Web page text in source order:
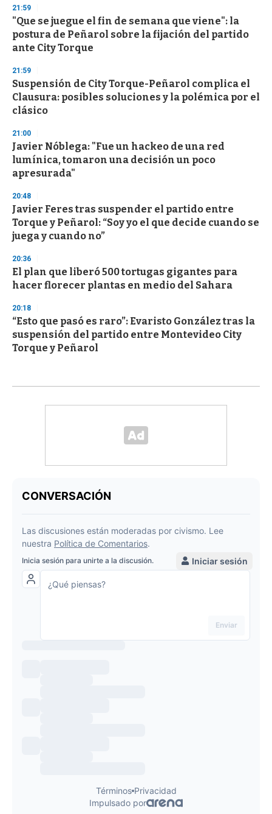
d
s
21:59
"Que se juegue el fin de semana que viene": la
postura de Peñarol sobre la fijación del partido
ante City Torque
21:59
Suspensión de City Torque-Peñarol complica el
Clausura: posibles soluciones y la polémica por el
clásico
21:00
Javier Nóblega: "Fue un hackeo de una red
lumínica, tomaron una decisión un poco
apresurada"
20:48
Javier Feres tras suspender el partido entre
Torque y Peñarol: “Soy yo el que decide cuando se
juega y cuando no”
20:36
El plan que liberó 500 tortugas gigantes para
hacer florecer plantas en medio del Sahara
20:18
“Esto que pasó es raro”: Evaristo González tras la
suspensión del partido entre Montevideo City
Torque y Peñarol